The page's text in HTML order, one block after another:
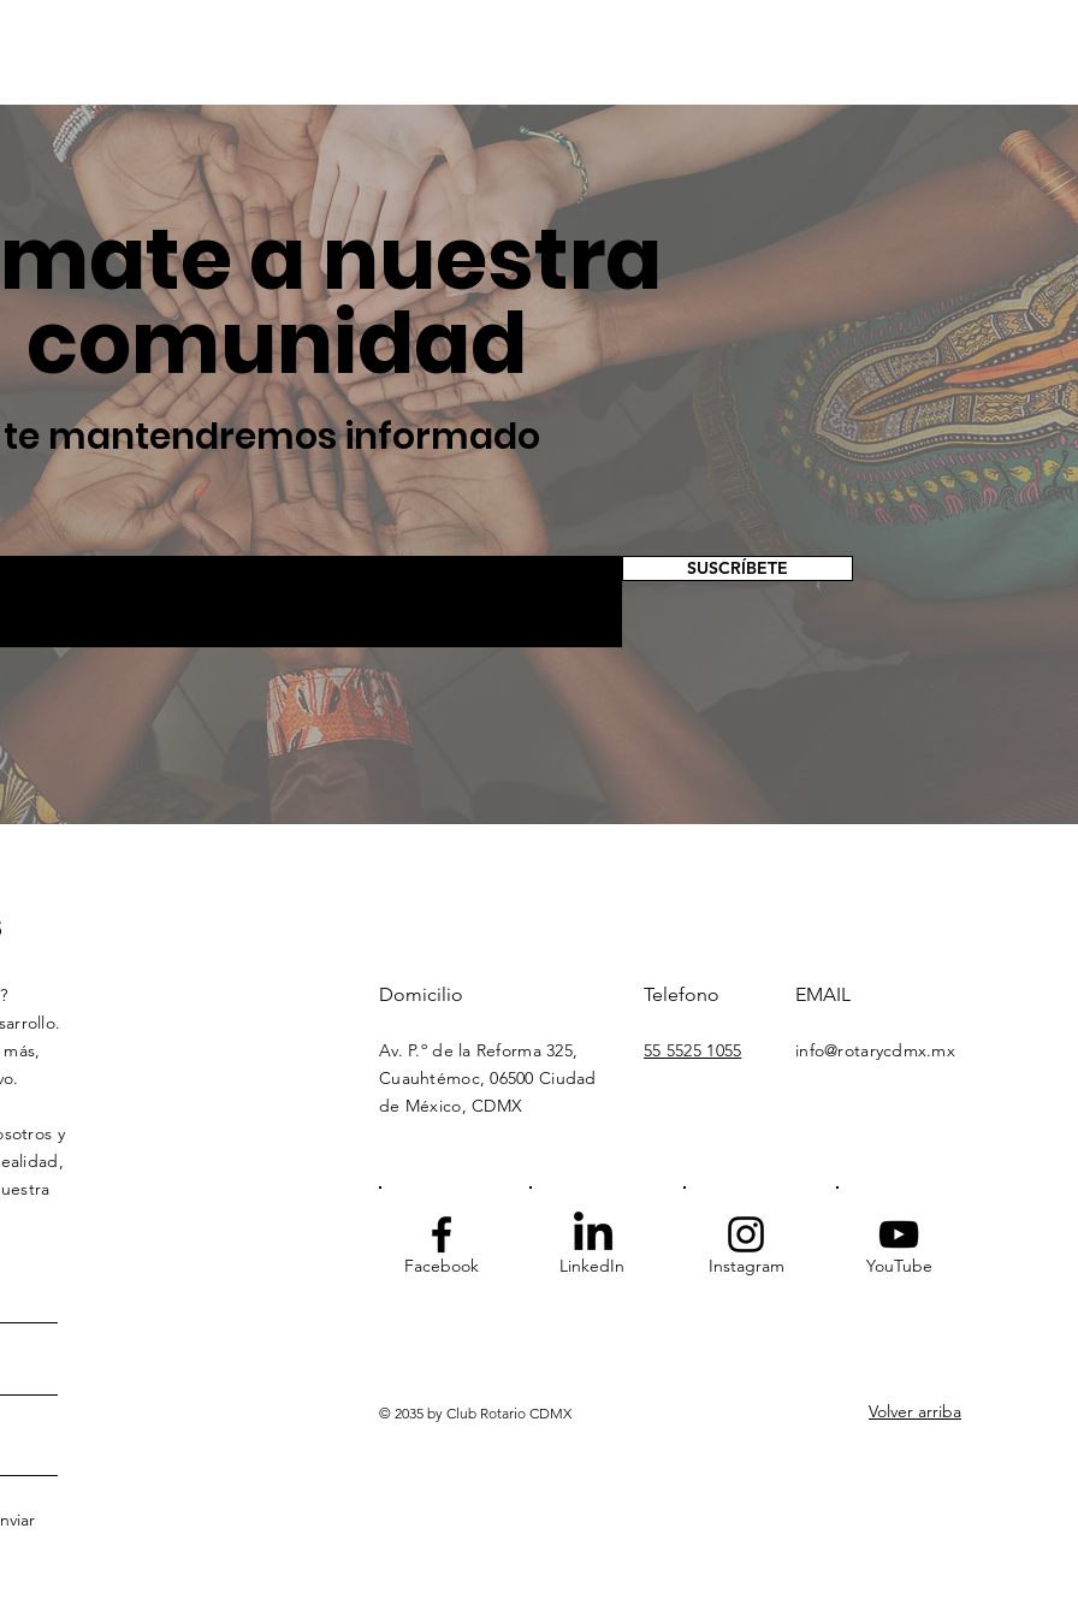
a nuestra
comunidad
te mantendremos informado
SUSCRÍBETE
y
Domicilio
Av. P.º de la Reforma 325,
Cuauhtémoc, 06500 Ciudad
de México, CDMX
Telefono EMAIL
55 5525 1055 info@rotarycdmx.mx
Facebook LinkedIn Instagram YouTube
© 2035 by Club Rotario CDMX Volver arriba